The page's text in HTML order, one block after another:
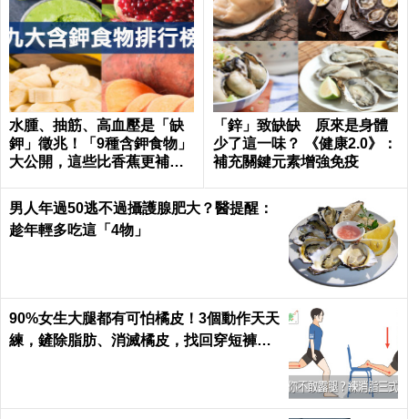
水腫、抽筋、高血壓是「缺
鉀」徵兆！「9種含鉀食物」
大公開，這些比香蕉更補鉀
「鋅」致缺缺 原來是身體
少了這一味？ 《健康2.0》：
補充關鍵元素增強免疫
男人年過50逃不過攝護腺肥大？醫提醒：
趁年輕多吃這「4物」
90%女生大腿都有可怕橘皮！3個動作天天
練，鏟除脂肪、消滅橘皮，找回穿短褲的